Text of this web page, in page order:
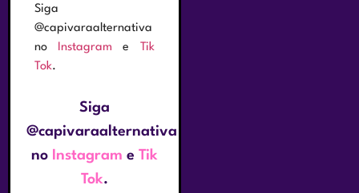
Siga
@capivaraalternativa
no
Instagrame Tik
Tok.
Siga
@capivaraalternativa
no Instagram e Tik
Tok.